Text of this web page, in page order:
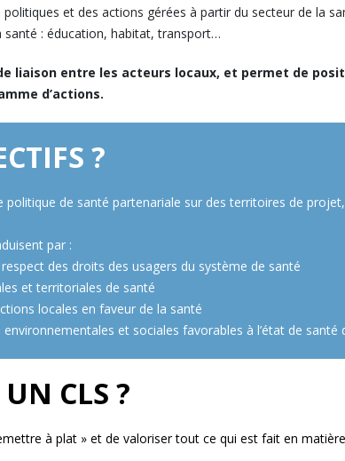
et des actions gérées à partir du secteur de la
santé : éducation, habitat, transport…
liaison entre les acteurs locaux, et permet de
d’actions.
?
politique de santé partenariale sur des territoires de
par :
des droits des usagers du système de santé
et territoriales de santé
locales en faveur de la santé
et sociales favorables à l’état de
CLS ?
à plat » et de valoriser tout ce qui est fait en